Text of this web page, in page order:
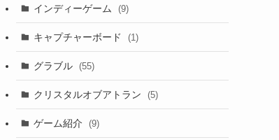
インディーゲーム (9)
キャプチャーボード (1)
グラブル (55)
クリスタルオブアトラン (5)
ゲーム紹介 (9)